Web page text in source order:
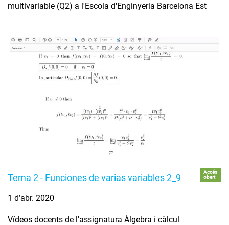
multivariable (Q2) a l'Escola d'Enginyeria Barcelona Est
Tema 2 - Funciones de varias variables 2_9
Accés
obert
1 d’abr. 2020
Vídeos docents de l'assignatura Àlgebra i càlcul